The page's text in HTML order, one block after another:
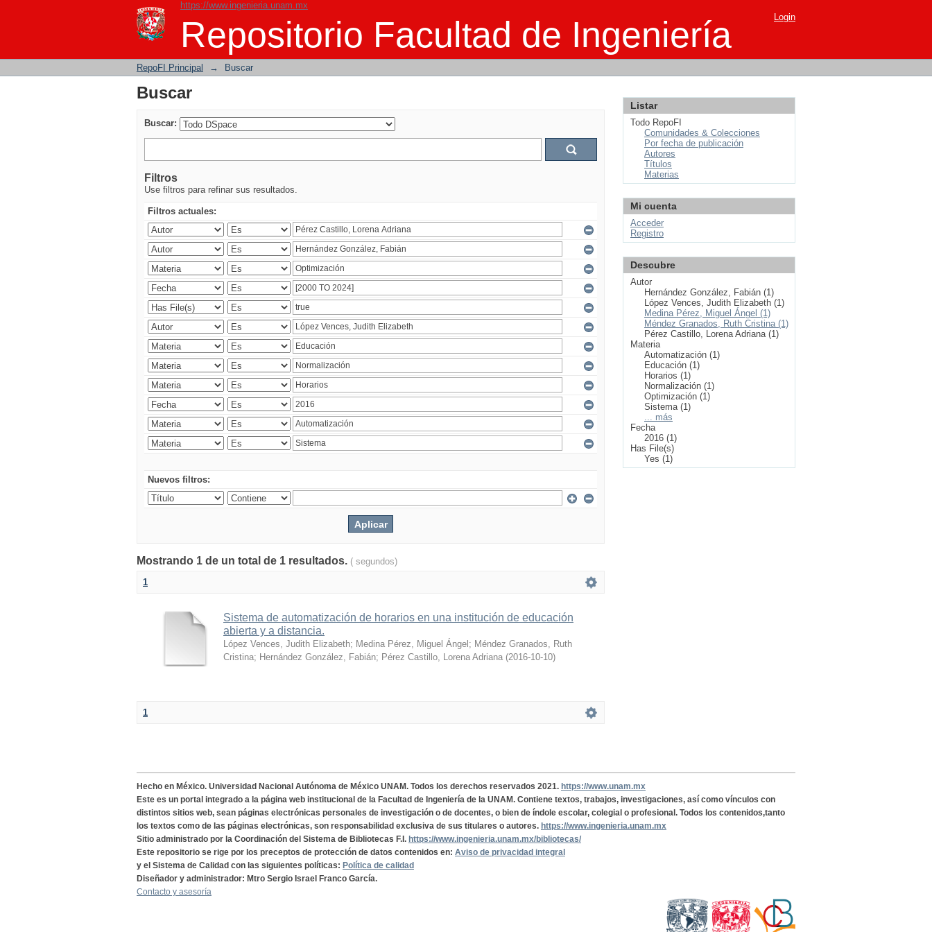
https://www.ingenieria.unam.mx
Repositorio Facultad de Ingeniería
Buscar Login
RepoFI Principal → Buscar
Buscar
Buscar:
Filtros
Use filtros para refinar sus resultados.
Filtros actuales:
Nuevos filtros:
Mostrando 1 de un total de 1 resultados. ( segundos)
1
Sistema de automatización de horarios en una institución de educación
abierta y a distancia.
López Vences, Judith Elizabeth; Medina Pérez, Miguel Ángel ; Méndez Granados, Ruth
Cristina; Hernández González, Fabián; Pérez Castillo, Lorena Adriana (2016-10-10)
1
Listar
Todo RepoFI
Comunidades & Colecciones
Por fecha de publicación
Autores
Títulos
Materias
Mi cuenta
Acceder
Registro
Descubre
Autor
Hernández González, Fabián (1)
López Vences, Judith Elizabeth (1)
Medina Pérez, Miguel Ángel (1)
Méndez Granados, Ruth Cristina (1)
Pérez Castillo, Lorena Adriana (1)
Materia
Automatización (1)
Educación (1)
Horarios (1)
Normalización (1)
Optimización (1)
Sistema (1)
... más
Fecha
2016 (1)
Has File(s)
Yes (1)
Hecho en México. Universidad Nacional Autónoma de México UNAM. Todos los derechos reservados 2021. https://www.unam.mx
Este es un portal integrado a la página web institucional de la Facultad de Ingeniería de la UNAM. Contiene textos, trabajos, investigaciones, así como vínculos con
distintos sitios web, sean páginas electrónicas personales de investigación o de docentes, o bien de índole escolar, colegial o profesional. Todos los contenidos,tanto
los textos como de las páginas electrónicas, son responsabilidad exclusiva de sus titulares o autores. https://www.ingenieria.unam.mx
Sitio administrado por la Coordinación del Sistema de Bibliotecas F.I. https://www.ingenieria.unam.mx/bibliotecas/
Este repositorio se rige por los preceptos de protección de datos contenidos en: Aviso de privacidad integral
y el Sistema de Calidad con las siguientes políticas: Política de calidad
Diseñador y administrador: Mtro Sergio Israel Franco García.
Contacto y asesoría